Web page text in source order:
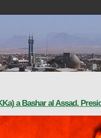
a Bashar al Assad,